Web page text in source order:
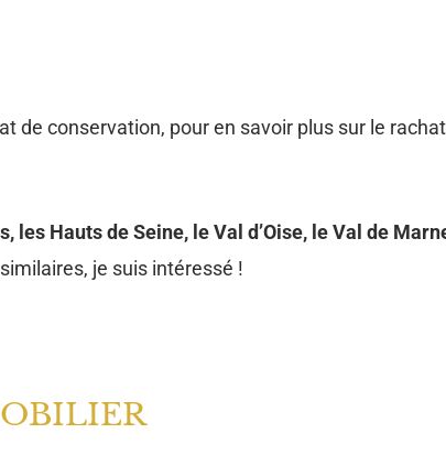
de conservation, pour en savoir plus sur le rachat
les Hauts de Seine, le Val d’Oise, le Val de
je suis intéressé !